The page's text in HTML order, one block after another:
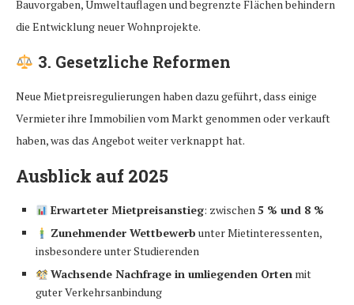
Bauvorgaben, Umweltauflagen und begrenzte Flächen behindern
die Entwicklung neuer Wohnprojekte.
3. Gesetzliche Reformen
Neue Mietpreisregulierungen haben dazu geführt, dass einige
Vermieter ihre Immobilien vom Markt genommen oder verkauft
haben, was das Angebot weiter verknappt hat.
Ausblick auf 2025
Erwarteter Mietpreisanstieg: zwischen5 % und 8 %
Zunehmender Wettbewerb unter Mietinteressenten,
insbesondere unter Studierenden
Wachsende Nachfrage in umliegenden Ortenmit
guter Verkehrsanbindung